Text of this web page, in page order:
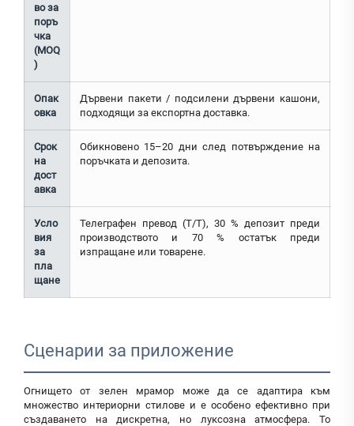
во за
поръ
чка
(MOQ
)
Опак
овка
Дървени пакети / подсилени дървени кашони,
подходящи за експортна доставка.
Срок
на
дост
авка
Обикновено 15–20 дни след потвърждение на
поръчката и депозита.
Усло
вия
за
пла
щане
Телеграфен превод (T/T), 30 % депозит преди
производството и 70 % остатък преди
изпращане или товарене.
Сценарии за приложение
Огнището от зелен мрамор може да се адаптира към
множество интериорни стилове и е особено ефективно при
създаването на дискретна, но луксозна атмосфера. То